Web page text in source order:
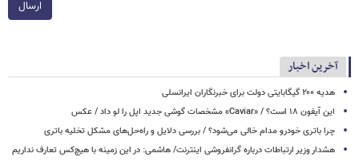
ارسال
آخرین اخبار
هدیه ۲۰۰ گیگابایتی دولت برای خبرنگاران ایرانسلی
این آیفون ۱۸ است؟ / «Caviar» مشخصات گوشی جدید اپل را لو داد / عکس
چرا باتری خودرو مدام خالی می‌شود؟ / بررسی دلایل و راه‌حل‌های مشکل تخلیه باتری
هشدار وزیر ارتباطات درباره گرانفروشی اینترنت/ هاشمی: در این زمینه با هیچ‌کس تعارف نداریم